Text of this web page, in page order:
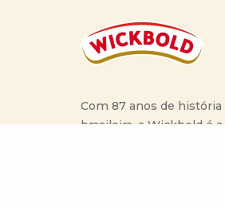
Com 87 anos de
brasileira, a Wickbold é